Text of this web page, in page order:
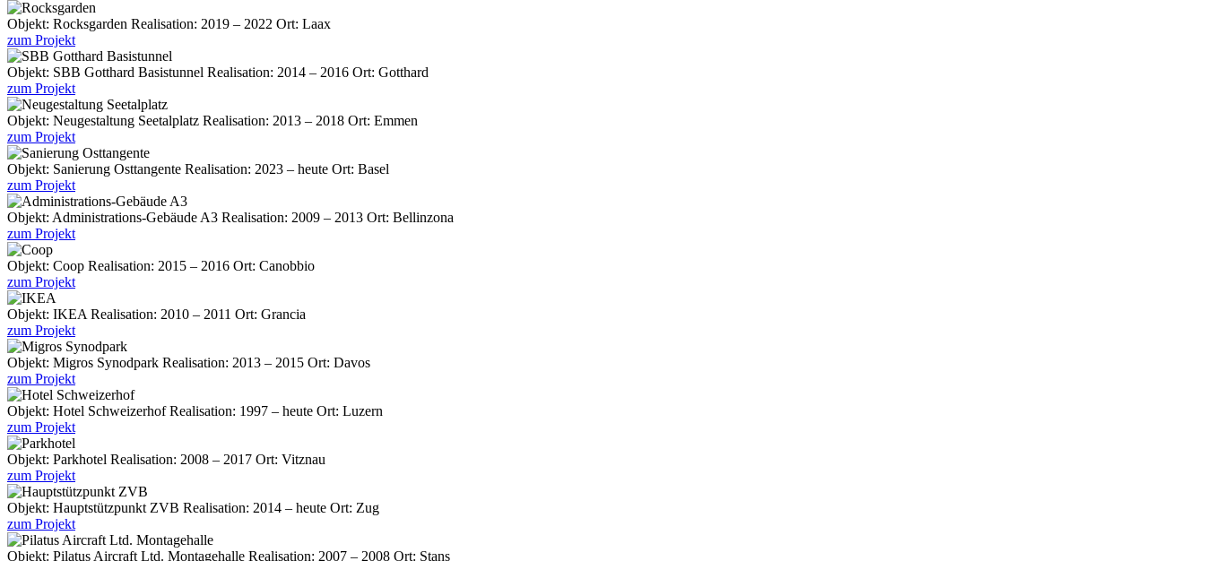
Objekt: Rocksgarden Realisation: 2019 – 2022 Ort: Laax
zum Projekt
Objekt: SBB Gotthard Basistunnel Realisation: 2014 – 2016 Ort: Gotthard
zum Projekt
Objekt: Neugestaltung Seetalplatz Realisation: 2013 – 2018 Ort: Emmen
zum Projekt
Objekt: Sanierung Osttangente Realisation: 2023 – heute Ort: Basel
zum Projekt
Objekt: Administrations-Gebäude A3 Realisation: 2009 – 2013 Ort: Bellinzona
zum Projekt
Objekt: Coop Realisation: 2015 – 2016 Ort: Canobbio
zum Projekt
Objekt: IKEA Realisation: 2010 – 2011 Ort: Grancia
zum Projekt
Objekt: Migros Synodpark Realisation: 2013 – 2015 Ort: Davos
zum Projekt
Objekt: Hotel Schweizerhof Realisation: 1997 – heute Ort: Luzern
zum Projekt
Objekt: Parkhotel Realisation: 2008 – 2017 Ort: Vitznau
zum Projekt
Objekt: Hauptstützpunkt ZVB Realisation: 2014 – heute Ort: Zug
zum Projekt
Objekt: Pilatus Aircraft Ltd. Montagehalle Realisation: 2007 – 2008 Ort: Stans